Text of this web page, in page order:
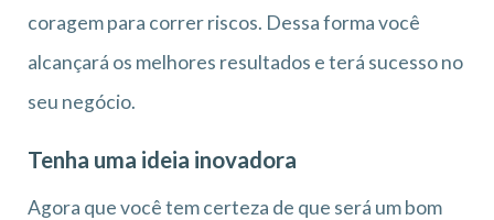
coragem para correr riscos. Dessa forma você
alcançará os melhores resultados e terá sucesso no
seu negócio.
Tenha uma ideia inovadora
Agora que você tem certeza de que será um bom